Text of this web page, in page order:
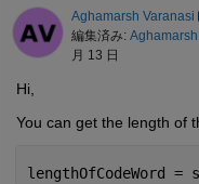
Aghamarsh Varanasi
編集済み:
月 13 日
Hi,
You can get the length of
lengthOfCodeWord